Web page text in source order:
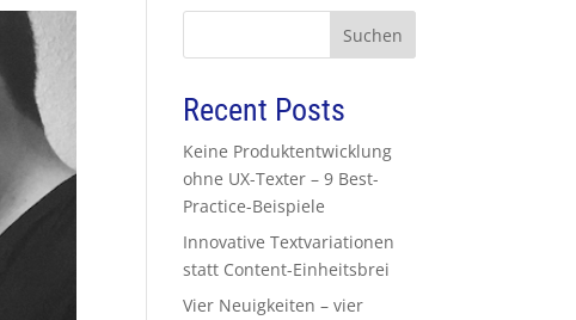
Suchen
Recent Posts
Keine Produktentwicklung
ohne UX-Texter – 9 Best-
Practice-Beispiele
Innovative Textvariationen
statt Content-Einheitsbrei
Vier Neuigkeiten – vier